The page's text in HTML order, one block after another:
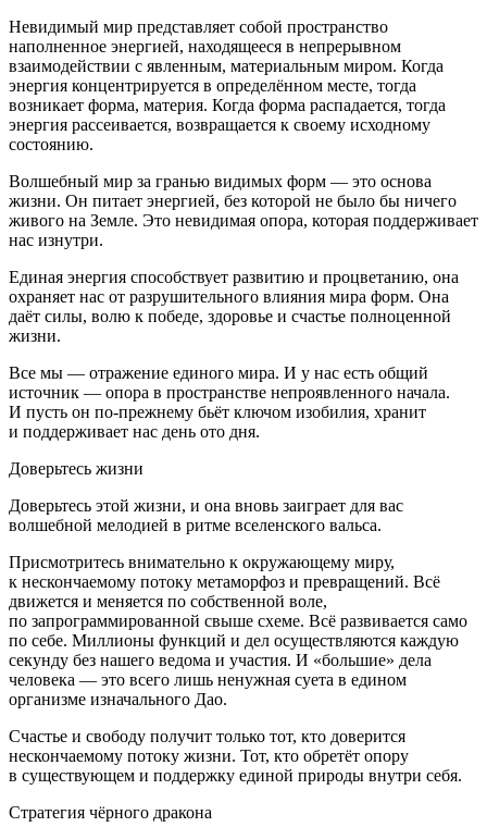
Невидимый мир представляет собой пространство
наполненное энергией, находящееся в непрерывном
взаимодействии с явленным, материальным миром. Когда
энергия концентрируется в определённом месте, тогда
возникает форма, материя. Когда форма распадается, тогда
энергия рассеивается, возвращается к своему исходному
состоянию.
Волшебный мир за гранью видимых форм — это основа
жизни. Он питает энергией, без которой не было бы ничего
живого на Земле. Это невидимая опора, которая поддерживает
нас изнутри.
Единая энергия способствует развитию и процветанию, она
охраняет нас от разрушительного влияния мира форм. Она
даёт силы, волю к победе, здоровье и счастье полноценной
жизни.
Все мы — отражение единого мира. И у нас есть общий
источник — опора в пространстве непроявленного начала.
И пусть он по-прежнему бьёт ключом изобилия, хранит
и поддерживает нас день ото дня.
Доверьтесь жизни
Доверьтесь этой жизни, и она вновь заиграет для вас
волшебной мелодией в ритме вселенского вальса.
Присмотритесь внимательно к окружающему миру,
к нескончаемому потоку метаморфоз и превращений. Всё
движется и меняется по собственной воле,
по запрограммированной свыше схеме. Всё развивается само
по себе. Миллионы функций и дел осуществляются каждую
секунду без нашего ведома и участия. И «большие» дела
человека — это всего лишь ненужная суета в едином
организме изначального Дао.
Счастье и свободу получит только тот, кто доверится
нескончаемому потоку жизни. Тот, кто обретёт опору
в существующем и поддержку единой природы внутри себя.
Стратегия чёрного дракона